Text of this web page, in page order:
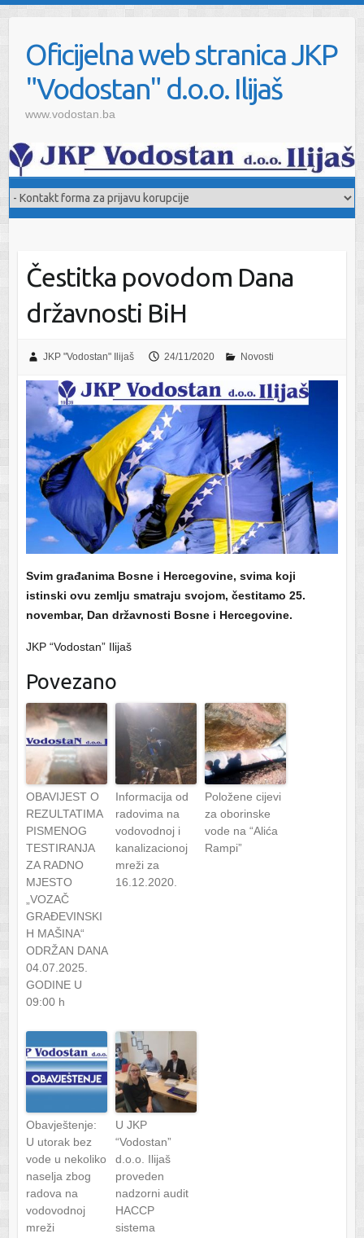
Oficijelna web stranica JKP
"Vodostan" d.o.o. Ilijaš
www.vodostan.ba
Čestitka povodom Dana
državnosti BiH
JKP "Vodostan" Ilijaš 24/11/2020 Novosti
Svim građanima Bosne i Hercegovine, svima koji
istinski ovu zemlju smatraju svojom, čestitamo 25.
novembar, Dan državnosti Bosne i Hercegovine.
JKP “Vodostan” Ilijaš
Povezano
OBAVIJEST O
REZULTATIMA
PISMENOG
TESTIRANJA
ZA RADNO
MJESTO
„VOZAČ
GRAĐEVINSKI
H MAŠINA“
ODRŽAN DANA
04.07.2025.
GODINE U
09:00 h
Informacija od
radovima na
vodovodnoj i
kanalizacionoj
mreži za
16.12.2020.
Položene cijevi
za oborinske
vode na “Alića
Rampi”
Obavještenje:
U utorak bez
vode u nekoliko
naselja zbog
radova na
vodovodnoj
mreži
U JKP
“Vodostan”
d.o.o. Ilijaš
proveden
nadzorni audit
HACCP
sistema